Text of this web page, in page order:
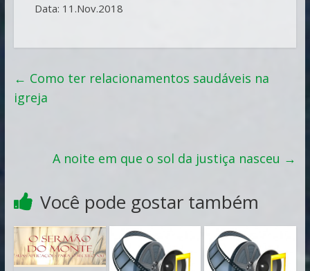
Data: 11.Nov.2018
← Como ter relacionamentos saudáveis na
igreja
A noite em que o sol da justiça nasceu →
Você pode gostar também